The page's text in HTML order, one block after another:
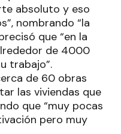
absoluto y eso
nombrando “la
que “en la
de 4000
trabajo”.
de 60 obras
las viviendas que
que “muy pocas
pero muy